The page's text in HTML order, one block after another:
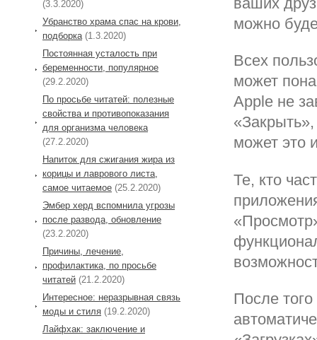
можно
Всех
может
Apple не
может это
Те, кто
После
(3.3.2020)
Убранство храма спас на крови,
подборка (1.3.2020)
Постоянная усталость при
беременности, популярное
(29.2.2020)
По просьбе читатей: полезные
свойства и противопоказания
для организма человека
(27.2.2020)
Напиток для сжигания жира из
корицы и лаврового листа,
самое читаемое (25.2.2020)
Эмбер херд вспомнила угрозы
после развода, обновление
(23.2.2020)
Причины, лечение,
профилактика, по просьбе
читатей (21.2.2020)
Интересное: неразрывная связь
моды и стиля (19.2.2020)
Лайфхак: заключение и